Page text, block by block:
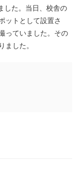
した。当日、校舎の
ットとして設置さ
っていました。その
ました。